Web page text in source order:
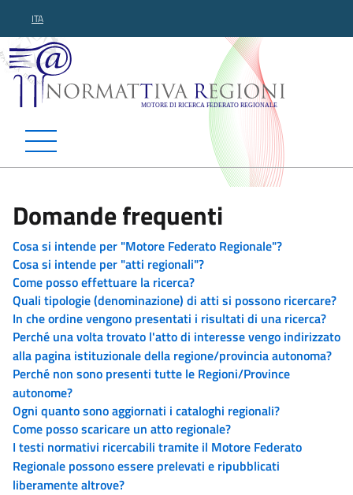
ITA
Normattiva Regioni -
Domande frequenti
Cosa si intende per "Motore Federato Regionale"?
Cosa si intende per "atti regionali"?
Come posso effettuare la ricerca?
Quali tipologie (denominazione) di atti si possono ricercare?
In che ordine vengono presentati i risultati di una ricerca?
Perché una volta trovato l'atto di interesse vengo indirizzato
alla pagina istituzionale della regione/provincia autonoma?
Perché non sono presenti tutte le Regioni/Province
autonome?
Ogni quanto sono aggiornati i cataloghi regionali?
Come posso scaricare un atto regionale?
I testi normativi ricercabili tramite il Motore Federato
Regionale possono essere prelevati e ripubblicati
liberamente altrove?